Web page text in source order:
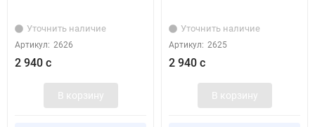
Уточнить наличие
Артикул: 2626
2 940 с
В корзину
Уточнить наличие
Артикул: 2625
2 940 с
В корзину